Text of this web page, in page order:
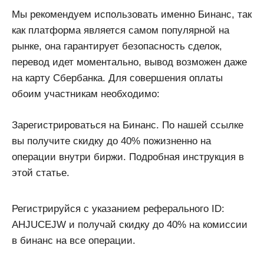
Мы рекомендуем использовать именно Бинанс, так
как платформа является самом популярной на
рынке, она гарантирует безопасность сделок,
перевод идет моментально, вывод возможен даже
на карту Сбербанка. Для совершения оплаты
обоим участникам необходимо:
Зарегистрироваться на Бинанс. По нашей ссылке
вы получите скидку до 40% пожизненно на
операции внутри биржи. Подробная инструкция в
этой статье.
Регистрируйся с указанием реферального ID:
AHJUCEJW и получай скидку до 40% на комиссии
в бинанс на все операции.